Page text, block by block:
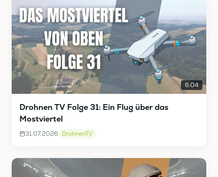
6:04
Drohnen TV Folge 31: Ein Flug über das
Mostviertel
31.07.2026 DrohnenTV